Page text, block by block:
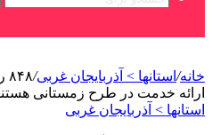
خانه/ استانها > آذربایجان غربی/
ارائه خدمت در طرح زمستانی
استانها > آذربایجان غربی